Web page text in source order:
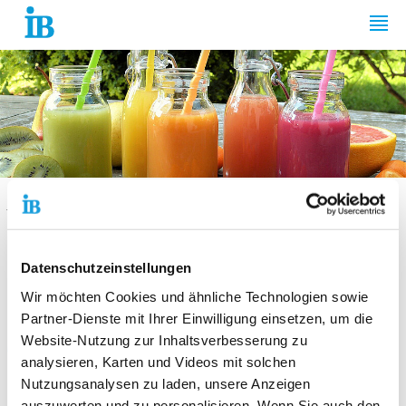
Datenschutzeinstellungen
Wir möchten Cookies und ähnliche Technologien sowie
Partner-Dienste mit Ihrer Einwilligung einsetzen, um die
Website-Nutzung zur Inhaltsverbesserung zu
analysieren, Karten und Videos mit solchen
Nutzungsanalysen zu laden, unsere Anzeigen
Springe zum Inhalt
IB BERLIN-BRANDENBURG GGMBH
Selbstgemachte
Smoothies: Obst zum
Trinken
Rezeptideen für Kinder